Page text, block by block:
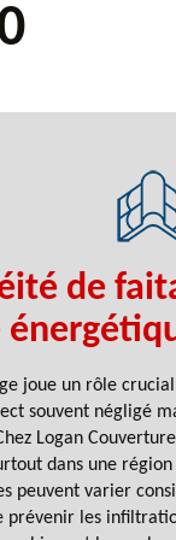
de
joue un rôle
souvent négligé
Logan
dans une
peuvent varier
prévenir les